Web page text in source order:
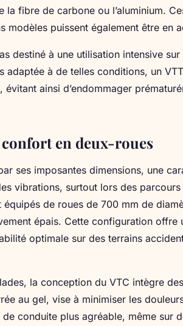
la fibre de carbone ou l’aluminium.
modèles puissent également être en
destiné à une utilisation intensive sur
adaptée à de telles conditions, un
ainsi d’endommager
en deux-roues
ses imposantes dimensions, une
vibrations, surtout lors des parcours
de roues de 700 mm de
épais. Cette configuration offre
optimale sur des terrains
la conception du VTC intègre
au gel, vise à minimiser les
conduite plus agréable, même sur